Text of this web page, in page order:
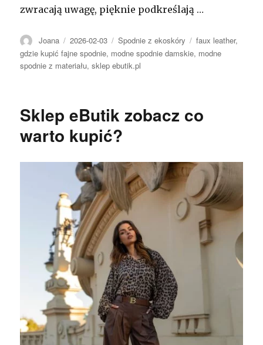
zwracają uwagę, pięknie podkreślają …
Autor
Joana Opublikowano
2026-02-03 Kategorie
Spodnie z ekoskóry Tagi
faux leather,
gdzie kupić fajne spodnie, modne spodnie damskie, modne
spodnie z materiału,sklep ebutik.pl
Sklep eButik zobacz co
warto kupić?